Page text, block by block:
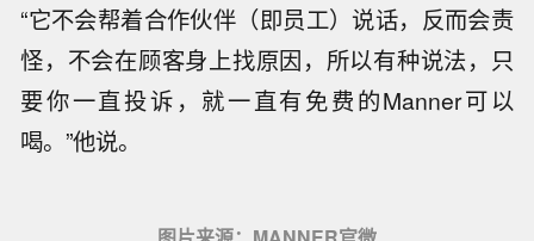
“它不会帮着合作伙伴（即员工）说话，反而会责
怪，不会在顾客身上找原因，所以有种说法，只
要你一直投诉，就一直有免费的Manner可以
喝。”他说。